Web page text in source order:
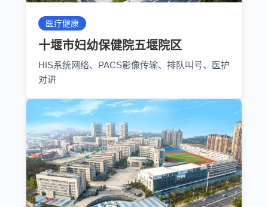
医疗健康
十堰市妇幼保健院五堰院区
HIS系统网络、PACS影像传输、排队叫号、医护
对讲